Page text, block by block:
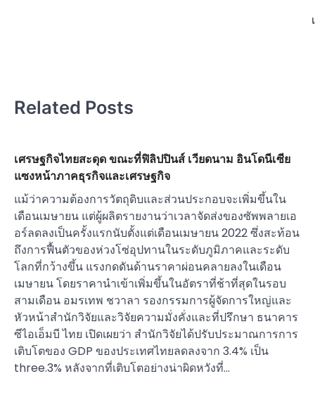
Related Posts
เศรษฐกิจไทยสะดุด ขณะที่ฟิลิปปินส์ เวียดนาม อินโดนีเซีย
แซงหน้าภาคธุรกิจและเศรษฐกิจ
แม้ว่าความต้องการวัตถุดิบและส่วนประกอบจะเพิ่มขึ้นใน
เดือนเมษายน แต่ผู้ผลิตรายงานว่าเวลาจัดส่งของซัพพลายเอ
อร์ลดลงเป็นครั้งแรกนับตั้งแต่เดือนเมษายน 2022 ซึ่งสะท้อน
ถึงการฟื้นตัวของห่วงโซ่อุปทานในระดับภูมิภาคและระดับ
โลกที่กว้างขึ้น แรงกดดันด้านราคาผ่อนคลายลงในเดือน
เมษายน โดยราคานำเข้าเพิ่มขึ้นในอัตราที่ช้าที่สุดในรอบ
สามเดือน อมรเทพ ชวาลา รองกรรมการผู้จัดการใหญ่และ
หัวหน้าสำนักวิจัยและวิจัยความมั่งคั่งและที่ปรึกษา ธนาคาร
ซีไอเอ็มบี ไทย เปิดเผยว่า สำนักวิจัยได้ปรับประมาณการการ
เติบโตของ GDP ของประเทศไทยลดลงจาก 3.4% เป็น
three.3% หลังจากที่เติบโตอย่างน่าผิดหวังที่…